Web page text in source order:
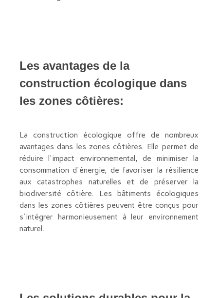
Les avantages de la
construction écologique dans
les zones côtières:
La construction écologique offre de nombreux
avantages dans les zones côtières. Elle permet de
réduire l'impact environnemental, de minimiser la
consommation d'énergie, de favoriser la résilience
aux catastrophes naturelles et de préserver la
biodiversité côtière. Les bâtiments écologiques
dans les zones côtières peuvent être conçus pour
s'intégrer harmonieusement à leur environnement
naturel.